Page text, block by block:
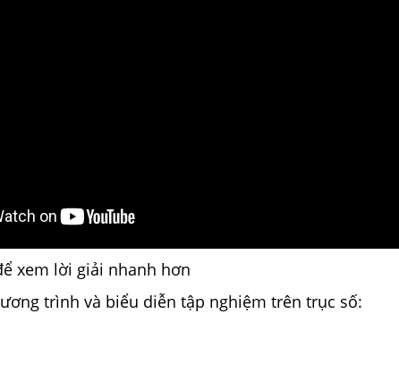
xem lời giải nhanh hơn
trình và biểu diễn tập nghiệm trên trục số: